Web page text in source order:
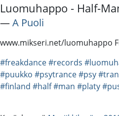
Luomuhappo - Half-
―A Puoli
www.mikseri.net/luomuhappo
#freakdance#records
#puukko #psytrance#psy
#finland #half#man #platy